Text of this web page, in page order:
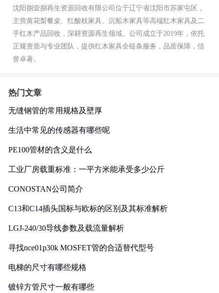
沈阳捌壹捌再生资源回收有限公司位于辽宁省沈阳市苏家屯区，
主营黄花梨餐桌、红酸枝家具、沉船木家具等高端红木家具及二
手红木产品回收，深耕资源再生领域。公司成立于2019年，依托
正规资质与专业团队，提供红木家具全链条服务，品质保障，信
誉卓著。
热门文章
无缝钢管的常用规格及壁厚
生活中常见的传感器有哪些呢
PE100管材的含义是什么
工业厂房载重标准：一平方米能承受多少公斤
CONOSTAN公司简介
C13和C14插头国标与欧标的区别及其标准解析
LGJ-240/30导线参数及载流量解析
寻找nce01p30k MOSFET管的合适替代型号
电梯的尺寸有哪些规格
镀锌方管尺寸一般有哪些